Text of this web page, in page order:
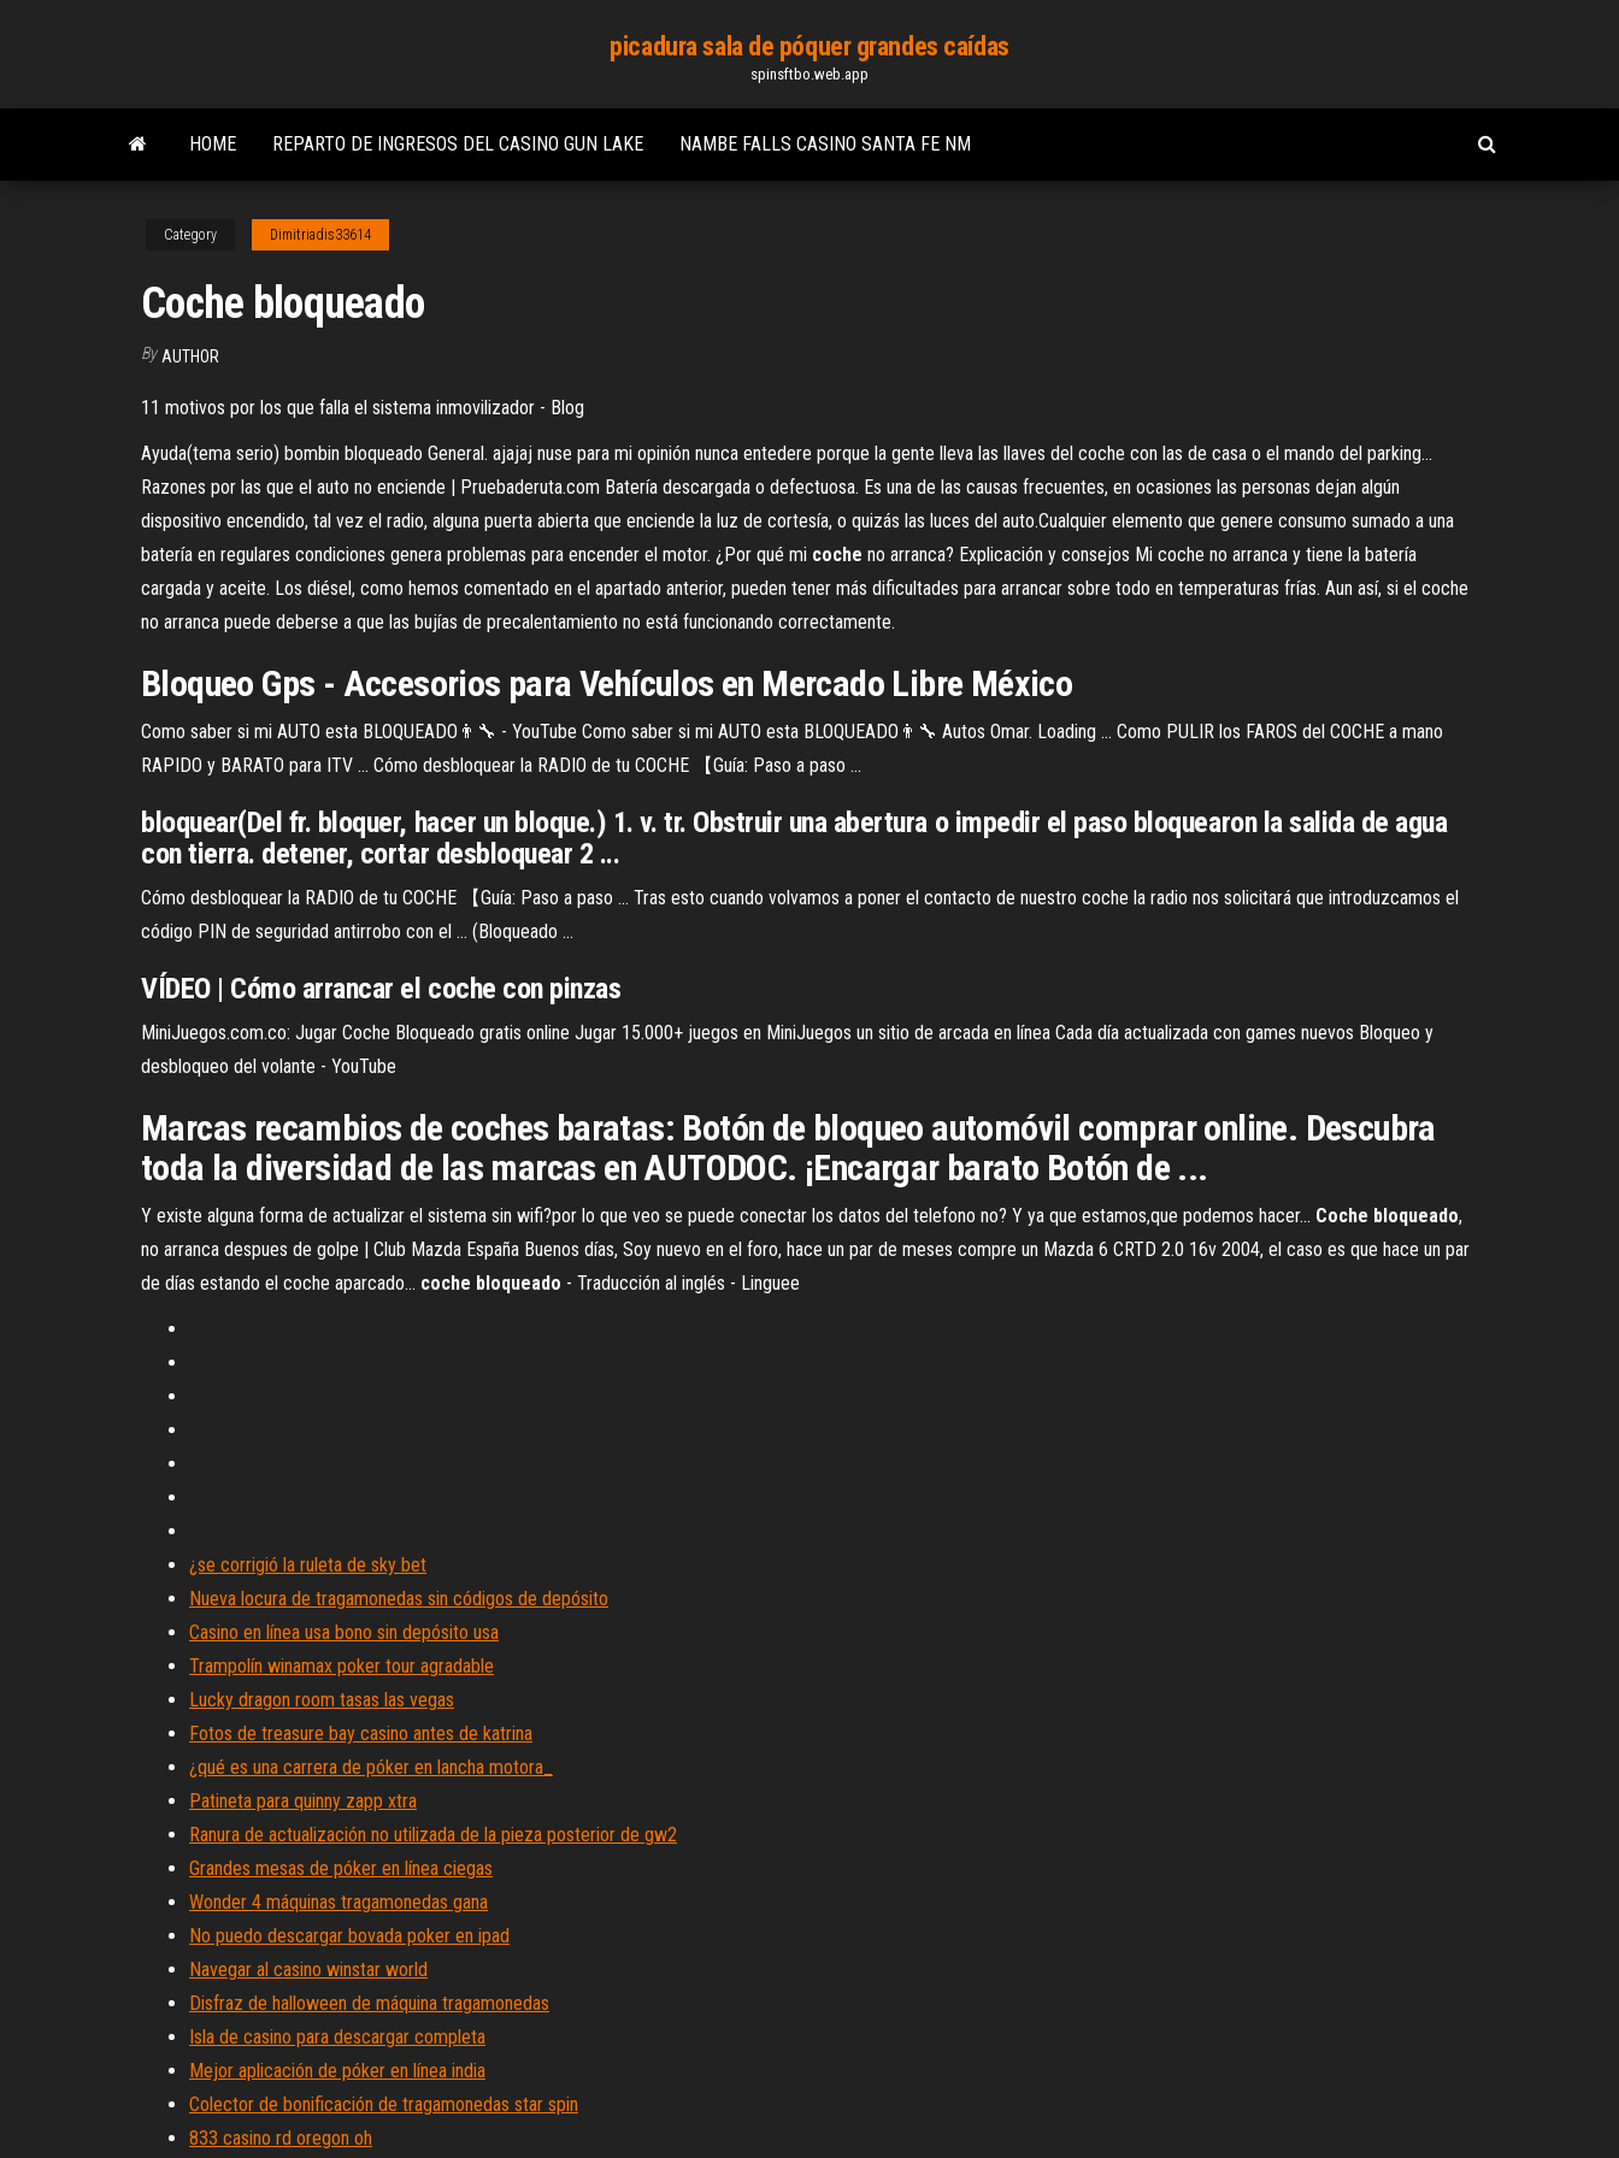
content
picadura sala de póquer grandes caídas
spinsftbo.web.app
HOME REPARTO DE INGRESOS DEL CASINO GUN LAKE NAMBE FALLS CASINO SANTA FE NM
Category Dimitriadis33614
Coche bloqueado
By AUTHOR
11 motivos por los que falla el sistema inmovilizador - Blog
Ayuda(tema serio) bombin bloqueado General. ajajaj nuse para mi opinión nunca entedere porque la gente lleva las llaves del coche con las de casa o el mando del parking...
Razones por las que el auto no enciende | Pruebaderuta.com Batería descargada o defectuosa. Es una de las causas frecuentes, en ocasiones las personas dejan algún
dispositivo encendido, tal vez el radio, alguna puerta abierta que enciende la luz de cortesía, o quizás las luces del auto.Cualquier elemento que genere consumo sumado a una
batería en regulares condiciones genera problemas para encender el motor. ¿Por qué mi coche no arranca? Explicación y consejos Mi coche no arranca y tiene la batería
cargada y aceite. Los diésel, como hemos comentado en el apartado anterior, pueden tener más dificultades para arrancar sobre todo en temperaturas frías. Aun así, si el coche
no arranca puede deberse a que las bujías de precalentamiento no está funcionando correctamente.
Bloqueo Gps - Accesorios para Vehículos en Mercado Libre México
Como saber si mi AUTO esta BLOQUEADO👨‍🔧 - YouTube Como saber si mi AUTO esta BLOQUEADO👨‍🔧 Autos Omar. Loading ... Como PULIR los FAROS del COCHE a mano
RAPIDO y BARATO para ITV ... Cómo desbloquear la RADIO de tu COCHE 【Guía: Paso a paso ...
bloquear(Del fr. bloquer, hacer un bloque.) 1. v. tr. Obstruir una abertura o impedir el paso bloquearon la salida de agua
con tierra. detener, cortar desbloquear 2 ...
Cómo desbloquear la RADIO de tu COCHE 【Guía: Paso a paso ... Tras esto cuando volvamos a poner el contacto de nuestro coche la radio nos solicitará que introduzcamos el
código PIN de seguridad antirrobo con el ... (Bloqueado ...
VÍDEO | Cómo arrancar el coche con pinzas
MiniJuegos.com.co: Jugar Coche Bloqueado gratis online Jugar 15.000+ juegos en MiniJuegos un sitio de arcada en línea Cada día actualizada con games nuevos Bloqueo y
desbloqueo del volante - YouTube
Marcas recambios de coches baratas: Botón de bloqueo automóvil comprar online. Descubra
toda la diversidad de las marcas en AUTODOC. ¡Encargar barato Botón de ...
Y existe alguna forma de actualizar el sistema sin wifi?por lo que veo se puede conectar los datos del telefono no? Y ya que estamos,que podemos hacer... Coche bloqueado,
no arranca despues de golpe | Club Mazda España Buenos días, Soy nuevo en el foro, hace un par de meses compre un Mazda 6 CRTD 2.0 16v 2004, el caso es que hace un par
de días estando el coche aparcado... coche bloqueado - Traducción al inglés - Linguee
¿se corrigió la ruleta de sky bet
Nueva locura de tragamonedas sin códigos de depósito
Casino en línea usa bono sin depósito usa
Trampolín winamax poker tour agradable
Lucky dragon room tasas las vegas
Fotos de treasure bay casino antes de katrina
¿qué es una carrera de póker en lancha motora_
Patineta para quinny zapp xtra
Ranura de actualización no utilizada de la pieza posterior de gw2
Grandes mesas de póker en línea ciegas
Wonder 4 máquinas tragamonedas gana
No puedo descargar bovada poker en ipad
Navegar al casino winstar world
Disfraz de halloween de máquina tragamonedas
Isla de casino para descargar completa
Mejor aplicación de póker en línea india
Colector de bonificación de tragamonedas star spin
833 casino rd oregon oh